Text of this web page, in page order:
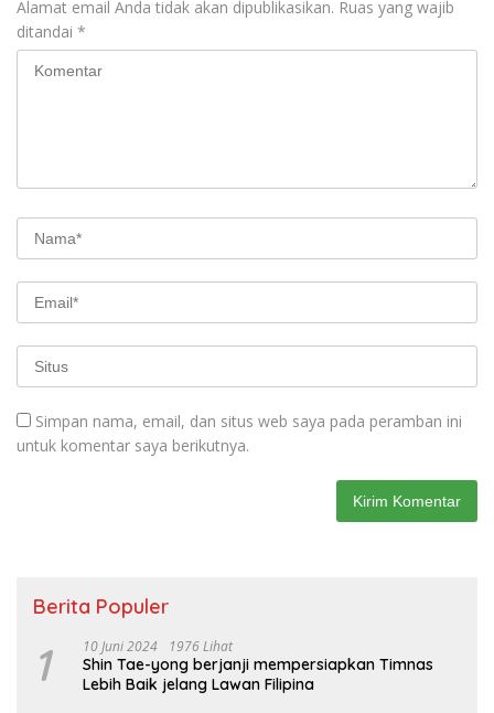
Alamat email Anda tidak akan dipublikasikan. Ruas yang wajib
ditandai *
Simpan nama, email, dan situs web saya pada peramban ini
untuk komentar saya berikutnya.
Berita Populer
1 10 Juni 2024 1976 Lihat
Shin Tae-yong berjanji mempersiapkan Timnas
Lebih Baik jelang Lawan Filipina